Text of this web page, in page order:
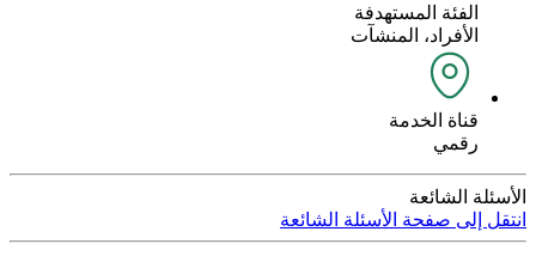
الفئة المستهدفة
الأفراد، المنشآت
قناة الخدمة
رقمي
الأسئلة الشائعة
انتقل إلى صفحة الأسئلة الشائعة